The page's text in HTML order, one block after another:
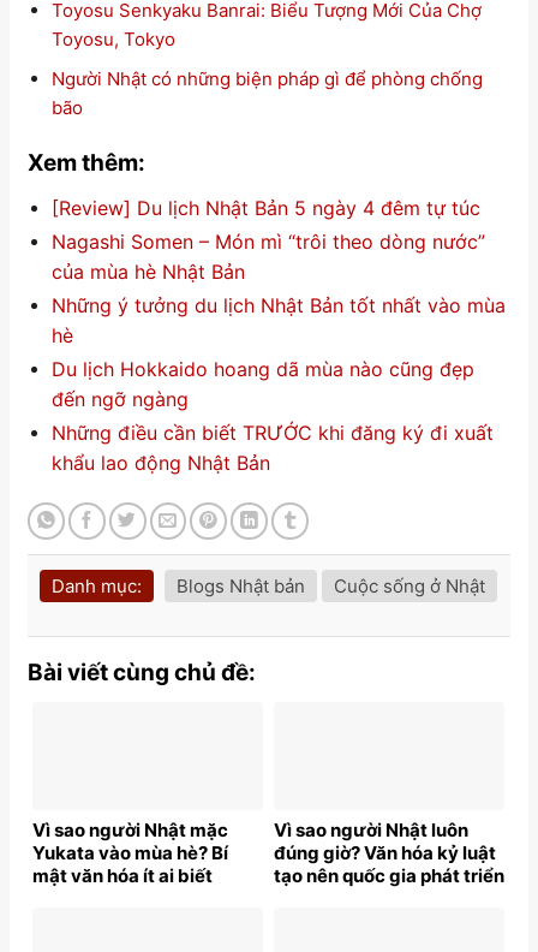
Toyosu Senkyaku Banrai: Biểu Tượng Mới Của Chợ
Toyosu, Tokyo
Người Nhật có những biện pháp gì để phòng chống
bão
Xem thêm:
[Review] Du lịch Nhật Bản 5 ngày 4 đêm tự túc
Nagashi Somen – Món mì “trôi theo dòng nước”
của mùa hè Nhật Bản
Những ý tưởng du lịch Nhật Bản tốt nhất vào mùa
hè
Du lịch Hokkaido hoang dã mùa nào cũng đẹp
đến ngỡ ngàng
Những điều cần biết TRƯỚC khi đăng ký đi xuất
khẩu lao động Nhật Bản
Danh mục: Blogs Nhật bản Cuộc sống ở Nhật
Bài viết cùng chủ đề:
Vì sao người Nhật mặc
Yukata vào mùa hè? Bí
mật văn hóa ít ai biết
Vì sao người Nhật luôn
đúng giờ? Văn hóa kỷ luật
tạo nên quốc gia phát triển